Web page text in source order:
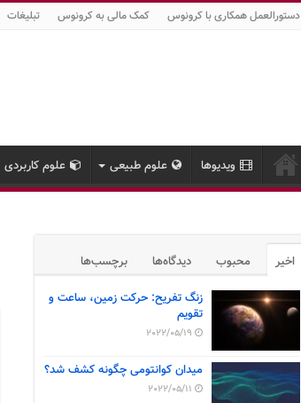
دستورالعمل همکاری با کرونوس کمک مالی به کرونوس تبلیغات
ویدیوها علوم طبیعی علوم کاربردی
اخیر محبوب دیدگاه‌ها برچسب‌ها
زنگ تفریح: حرکت زمین، ساعت و
تقویم
2022/05/19
میدان کوانتومی چگونه کشف شد؟
2022/05/11